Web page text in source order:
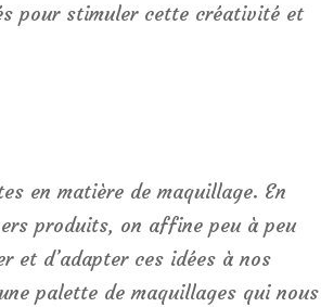
pour stimuler cette créativité et
en matière de maquillage. En
produits, on affine peu à peu
et d’adapter ces idées à nos
palette de maquillages qui nous